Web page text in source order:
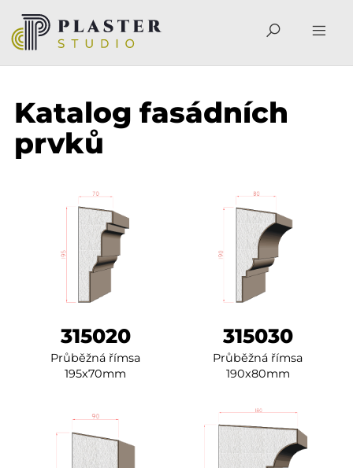
Katalog fasádních
prvků
315020
Průběžná římsa
195x70mm
315030
Průběžná římsa
190x80mm